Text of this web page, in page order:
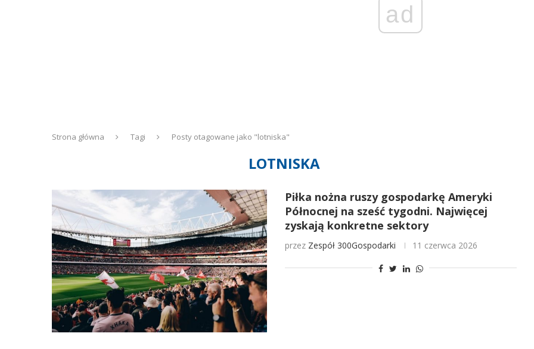
ad
Strona główna Tagi Posty otagowane jako "lotniska"
LOTNISKA
Piłka nożna ruszy gospodarkę Ameryki
Północnej na sześć tygodni. Najwięcej
zyskają konkretne sektory
przez Zespół 300Gospodarki 11 czerwca 2026